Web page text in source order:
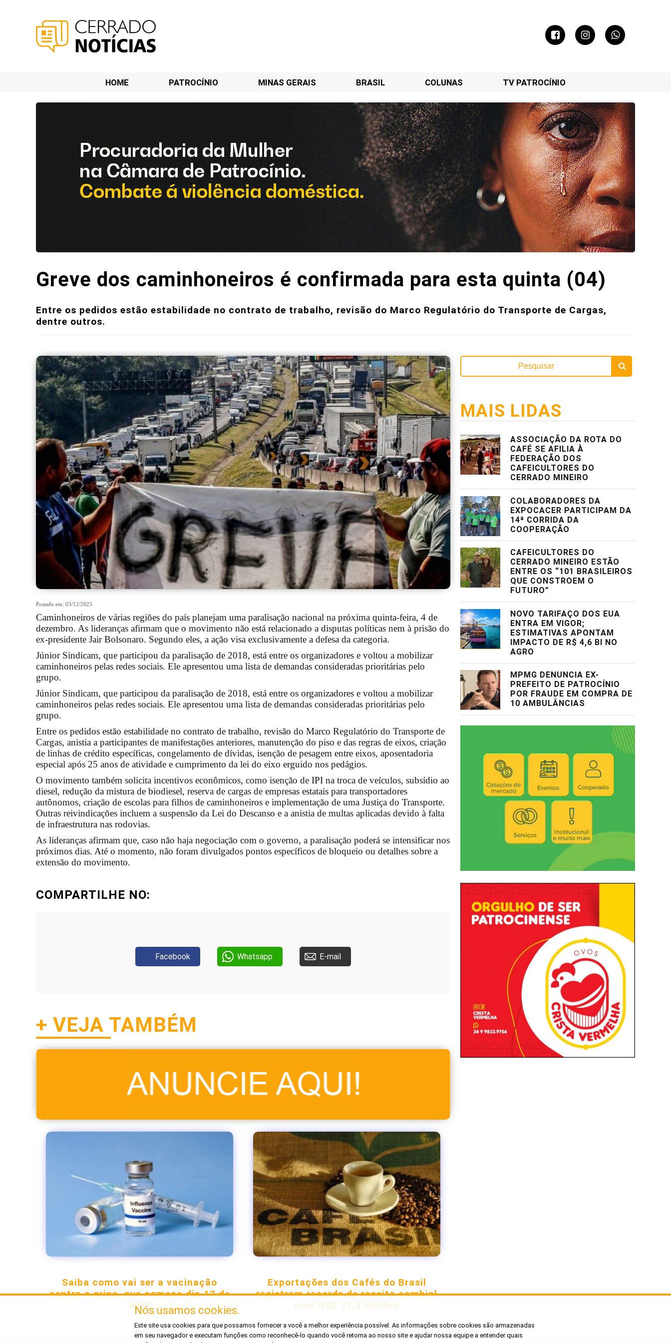
HOME PATROCÍNIO MINAS GERAIS BRASIL COLUNAS TV PATROCÍNIO
Greve dos caminhoneiros é confirmada para esta quinta (04)
Entre os pedidos estão estabilidade no contrato de trabalho, revisão do Marco Regulatório do Transporte de Cargas,
dentre outros.
Postado em: 03/12/2025
Caminhoneiros de várias regiões do país planejam uma paralisação nacional na próxima quinta-feira, 4 de
dezembro. As lideranças afirmam que o movimento não está relacionado a disputas políticas nem à prisão do
ex-presidente Jair Bolsonaro. Segundo eles, a ação visa exclusivamente a defesa da categoria.
Júnior Sindicam, que participou da paralisação de 2018, está entre os organizadores e voltou a mobilizar
caminhoneiros pelas redes sociais. Ele apresentou uma lista de demandas consideradas prioritárias pelo
grupo.
Júnior Sindicam, que participou da paralisação de 2018, está entre os organizadores e voltou a mobilizar
caminhoneiros pelas redes sociais. Ele apresentou uma lista de demandas consideradas prioritárias pelo
grupo.
Entre os pedidos estão estabilidade no contrato de trabalho, revisão do Marco Regulatório do Transporte de
Cargas, anistia a participantes de manifestações anteriores, manutenção do piso e das regras de eixos, criação
de linhas de crédito específicas, congelamento de dívidas, isenção de pesagem entre eixos, aposentadoria
especial após 25 anos de atividade e cumprimento da lei do eixo erguido nos pedágios.
O movimento também solicita incentivos econômicos, como isenção de IPI na troca de veículos, subsídio ao
diesel, redução da mistura de biodiesel, reserva de cargas de empresas estatais para transportadores
autônomos, criação de escolas para filhos de caminhoneiros e implementação de uma Justiça do Transporte.
Outras reivindicações incluem a suspensão da Lei do Descanso e a anistia de multas aplicadas devido à falta
de infraestrutura nas rodovias.
As lideranças afirmam que, caso não haja negociação com o governo, a paralisação poderá se intensificar nos
próximos dias. Até o momento, não foram divulgados pontos específicos de bloqueio ou detalhes sobre a
extensão do movimento.
COMPARTILHE NO:
Facebook Whatsapp E-mail
+ VEJA TAMBÉM
Saiba como vai ser a vacinação
contra a gripe, que começa dia 12 de
abril
Exportações dos Cafés do Brasil
registram recorde de receita cambial
com US$ 11,3 bilhões
MAIS LIDAS
ASSOCIAÇÃO DA ROTA DO
CAFÉ SE AFILIA À
FEDERAÇÃO DOS
CAFEICULTORES DO
CERRADO MINEIRO
COLABORADORES DA
EXPOCACER PARTICIPAM DA
14ª CORRIDA DA
COOPERAÇÃO
CAFEICULTORES DO
CERRADO MINEIRO ESTÃO
ENTRE OS “101 BRASILEIROS
QUE CONSTROEM O
FUTURO”
NOVO TARIFAÇO DOS EUA
ENTRA EM VIGOR;
ESTIMATIVAS APONTAM
IMPACTO DE R$ 4,6 BI NO
AGRO
MPMG DENUNCIA EX-
PREFEITO DE PATROCÍNIO
POR FRAUDE EM COMPRA DE
10 AMBULÂNCIAS
Nós usamos cookies.
Este site usa cookies para que possamos fornecer a você a melhor experiência possível. As informações sobre cookies são armazenadas
em seu navegador e executam funções como reconhecê-lo quando você retorna ao nosso site e ajudar nossa equipe a entender quais